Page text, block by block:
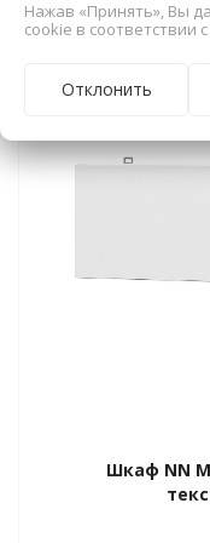
ПОД ЗАКАЗ 30 ДНЕЙ
Шкаф NN
Нажав «Принять», Вы
cookie в соответствии с
Отклонить